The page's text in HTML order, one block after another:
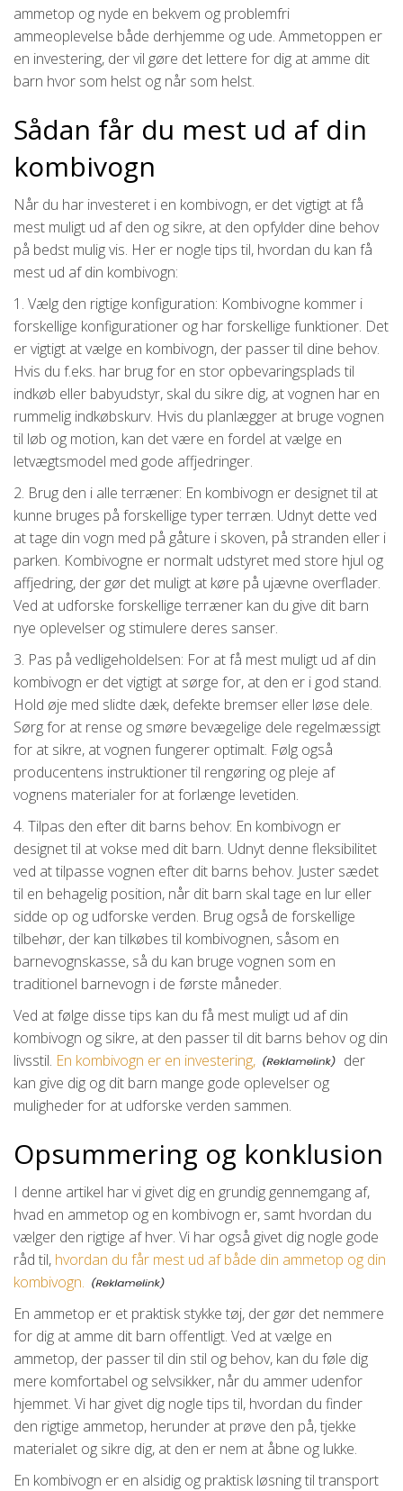
ammetop og nyde en bekvem og problemfri
ammeoplevelse både derhjemme og ude. Ammetoppen er
en investering, der vil gøre det lettere for dig at amme dit
barn hvor som helst og når som helst.
Sådan får du mest ud af din
kombivogn
Når du har investeret i en kombivogn, er det vigtigt at få
mest muligt ud af den og sikre, at den opfylder dine behov
på bedst mulig vis. Her er nogle tips til, hvordan du kan få
mest ud af din kombivogn:
1. Vælg den rigtige konfiguration: Kombivogne kommer i
forskellige konfigurationer og har forskellige funktioner. Det
er vigtigt at vælge en kombivogn, der passer til dine behov.
Hvis du f.eks. har brug for en stor opbevaringsplads til
indkøb eller babyudstyr, skal du sikre dig, at vognen har en
rummelig indkøbskurv. Hvis du planlægger at bruge vognen
til løb og motion, kan det være en fordel at vælge en
letvægtsmodel med gode affjedringer.
2. Brug den i alle terræner: En kombivogn er designet til at
kunne bruges på forskellige typer terræn. Udnyt dette ved
at tage din vogn med på gåture i skoven, på stranden eller i
parken. Kombivogne er normalt udstyret med store hjul og
affjedring, der gør det muligt at køre på ujævne overflader.
Ved at udforske forskellige terræner kan du give dit barn
nye oplevelser og stimulere deres sanser.
3. Pas på vedligeholdelsen: For at få mest muligt ud af din
kombivogn er det vigtigt at sørge for, at den er i god stand.
Hold øje med slidte dæk, defekte bremser eller løse dele.
Sørg for at rense og smøre bevægelige dele regelmæssigt
for at sikre, at vognen fungerer optimalt. Følg også
producentens instruktioner til rengøring og pleje af
vognens materialer for at forlænge levetiden.
4. Tilpas den efter dit barns behov: En kombivogn er
designet til at vokse med dit barn. Udnyt denne fleksibilitet
ved at tilpasse vognen efter dit barns behov. Juster sædet
til en behagelig position, når dit barn skal tage en lur eller
sidde op og udforske verden. Brug også de forskellige
tilbehør, der kan tilkøbes til kombivognen, såsom en
barnevognskasse, så du kan bruge vognen som en
traditionel barnevogn i de første måneder.
Ved at følge disse tips kan du få mest muligt ud af din
kombivogn og sikre, at den passer til dit barns behov og din
livsstil. En kombivogn er en investering,
der
kan give dig og dit barn mange gode oplevelser og
muligheder for at udforske verden sammen.
Opsummering og konklusion
I denne artikel har vi givet dig en grundig gennemgang af,
hvad en ammetop og en kombivogn er, samt hvordan du
vælger den rigtige af hver. Vi har også givet dig nogle gode
råd til, hvordan du får mest ud af både din ammetop og din
kombivogn.
En ammetop er et praktisk stykke tøj, der gør det nemmere
for dig at amme dit barn offentligt. Ved at vælge en
ammetop, der passer til din stil og behov, kan du føle dig
mere komfortabel og selvsikker, når du ammer udenfor
hjemmet. Vi har givet dig nogle tips til, hvordan du finder
den rigtige ammetop, herunder at prøve den på, tjekke
materialet og sikre dig, at den er nem at åbne og lukke.
En kombivogn er en alsidig og praktisk løsning til transport